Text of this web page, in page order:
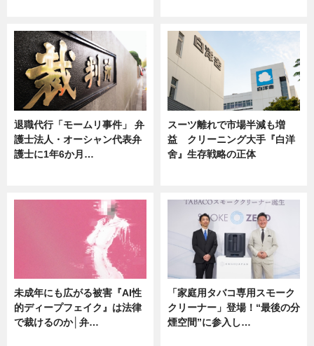
退職代行「モームリ事件」 弁
護士法人・オーシャン代表弁
護士に1年6か月…
スーツ離れで市場半減も増
益 クリーニング大手『白洋
舍』生存戦略の正体
未成年にも広がる被害『AI性
的ディープフェイク』は法律
で裁けるのか│弁…
「家庭用タバコ専用スモーク
クリーナー」登場！“最後の分
煙空間”に参入し…